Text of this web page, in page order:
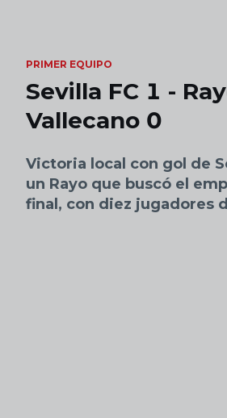
PRIMER EQUIPO
Sevilla FC 1 -
Vallecano 0
Victoria local con gol de
un Rayo que buscó el
final, con diez jugadores